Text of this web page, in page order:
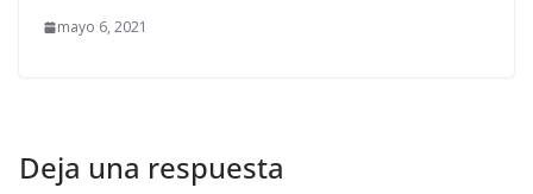
mayo 6, 2021
Deja una respuesta